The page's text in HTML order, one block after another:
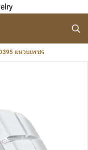
แหวนเพชร